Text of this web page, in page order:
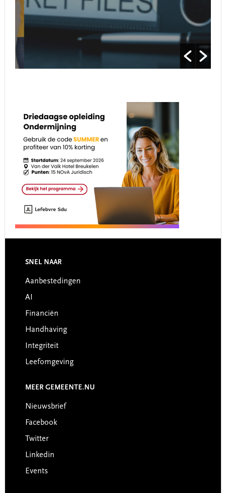
Footer
SNEL NAAR
Aanbestedingen
AI
Financiën
Handhaving
Integriteit
Leefomgeving
MEER GEMEENTE.NU
Nieuwsbrief
Facebook
Twitter
Linkedin
Events